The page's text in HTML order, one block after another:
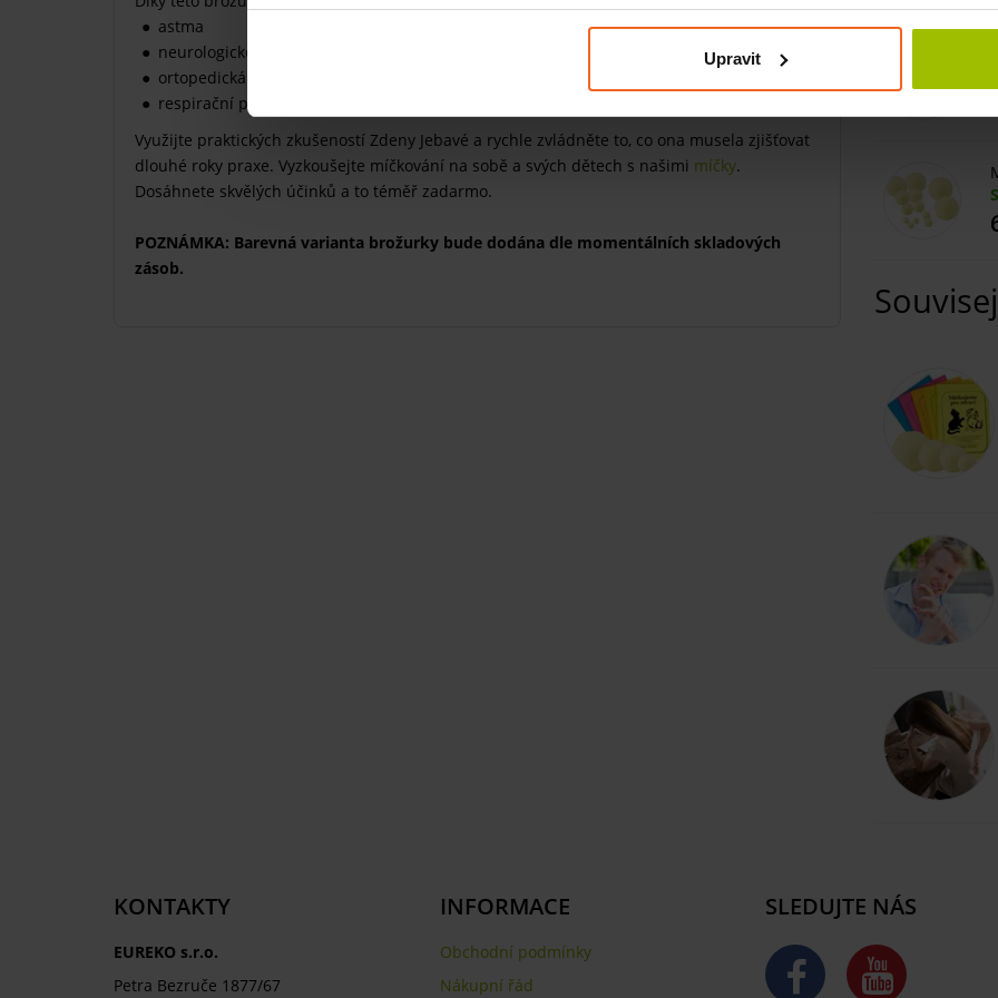
Upravit
astma
neurologické problémy
ortopedická onemocnění
respirační problémy
Využijte praktických zkušeností Zdeny Jebavé a rychle zvládněte to, co ona musela zjišťovat
dlouhé roky praxe. Vyzkoušejte míčkování na sobě a svých dětech s našimi míčky.
Dosáhnete skvělých účinků a to téměř zadarmo.
POZNÁMKA: Barevná varianta brožurky bude dodána dle momentálních skladových
zásob.
KONTAKTY
EUREKO s.r.o.
Petra Bezruče 1877/67
INFORMACE
Obchodní podmínky
Nákupní řád
SLEDUJTE NÁS